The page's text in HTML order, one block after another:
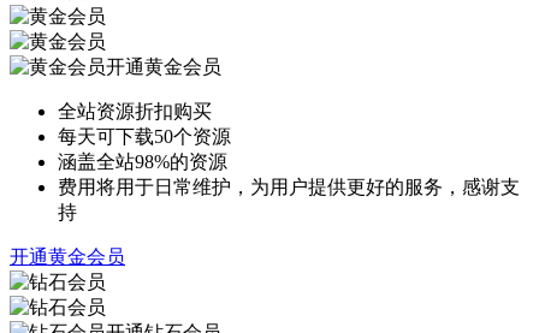
开通黄金会员
全站资源折扣购买
每天可下载50个资源
涵盖全站98%的资源
费用将用于日常维护，为用户提供更好的服务，感谢支
持
开通黄金会员